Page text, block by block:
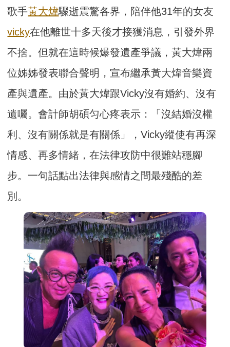
歌手黃大煒驟逝震驚各界，陪伴他31年的女友
vicky在他離世十多天後才接獲消息，引發外界
不捨。但就在這時候爆發遺產爭議，黃大煒兩
位姊姊發表聯合聲明，宣布繼承黃大煒音樂資
產與遺產。由於黃大煒跟Vicky沒有婚約、沒有
遺囑。會計師胡碩匀心疼表示：「沒結婚沒權
利、沒有關係就是有關係」，Vicky縱使有再深
情感、再多情緒，在法律攻防中很難站穩腳
步。一句話點出法律與感情之間最殘酷的差
別。